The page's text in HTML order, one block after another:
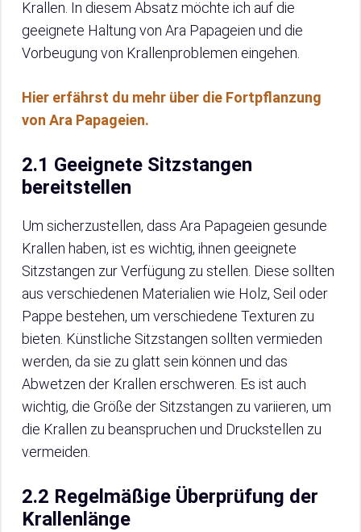
Krallen. In diesem Absatz möchte ich auf die
geeignete Haltung von Ara Papageien und die
Vorbeugung von Krallenproblemen eingehen.
Hier erfährst du mehr über die Fortpflanzung
von Ara Papageien.
2.1 Geeignete Sitzstangen
bereitstellen
Um sicherzustellen, dass Ara Papageien gesunde
Krallen haben, ist es wichtig, ihnen geeignete
Sitzstangen zur Verfügung zu stellen. Diese sollten
aus verschiedenen Materialien wie Holz, Seil oder
Pappe bestehen, um verschiedene Texturen zu
bieten. Künstliche Sitzstangen sollten vermieden
werden, da sie zu glatt sein können und das
Abwetzen der Krallen erschweren. Es ist auch
wichtig, die Größe der Sitzstangen zu variieren, um
die Krallen zu beanspruchen und Druckstellen zu
vermeiden.
2.2 Regelmäßige Überprüfung der
Krallenlänge